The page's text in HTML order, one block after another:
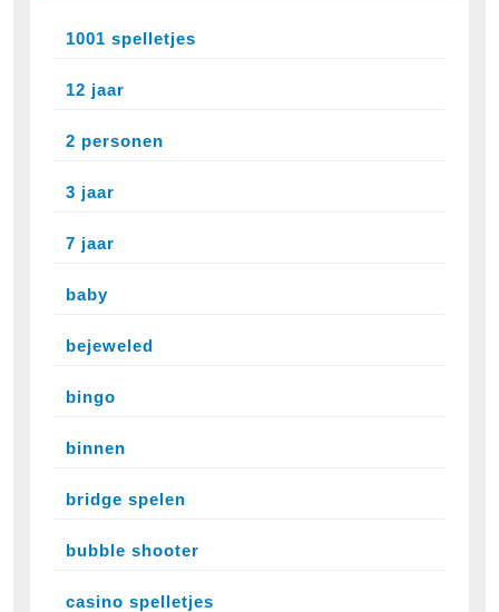
1001 spelletjes
12 jaar
2 personen
3 jaar
7 jaar
baby
bejeweled
bingo
binnen
bridge spelen
bubble shooter
casino spelletjes